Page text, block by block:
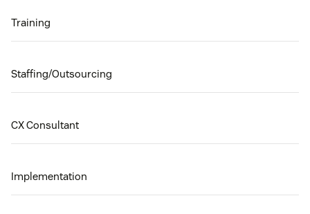
Training
Staffing/Outsourcing
CX Consultant
Implementation